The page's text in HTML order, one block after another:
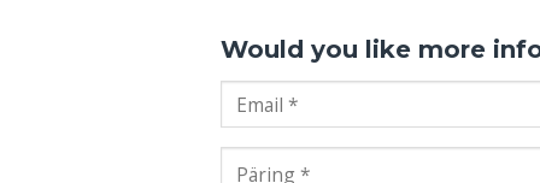
Would you like more